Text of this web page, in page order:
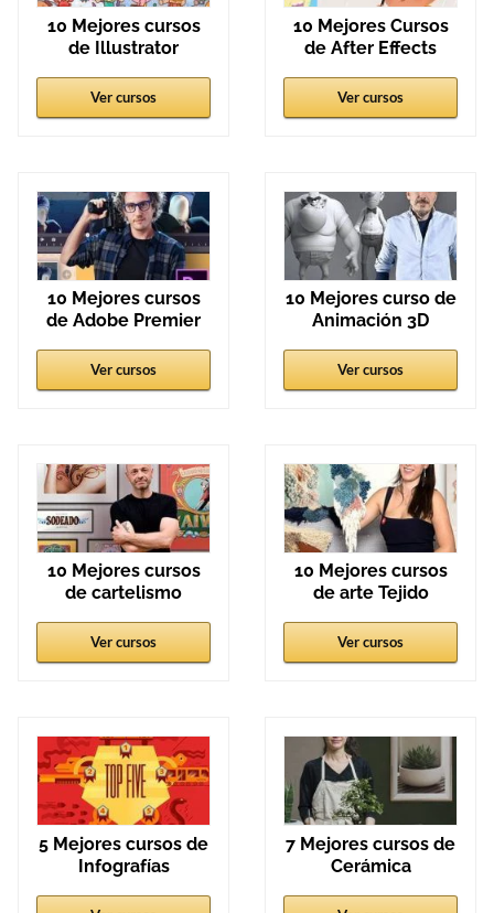
10 Mejores cursos
de Illustrator
Ver cursos
10 Mejores Cursos
de After Effects
Ver cursos
10 Mejores cursos
de Adobe Premier
Ver cursos
10 Mejores curso de
Animación 3D
Ver cursos
10 Mejores cursos
de cartelismo
Ver cursos
10 Mejores cursos
de arte Tejido
Ver cursos
5 Mejores cursos de
Infografías
7 Mejores cursos de
Cerámica